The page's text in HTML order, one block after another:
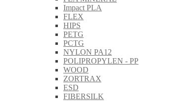
Impact PLA
FLEX
HIPS
PETG
PCTG
NYLON PA12
POLIPROPYLEN - PP
WOOD
ZORTRAX
ESD
FIBERSILK